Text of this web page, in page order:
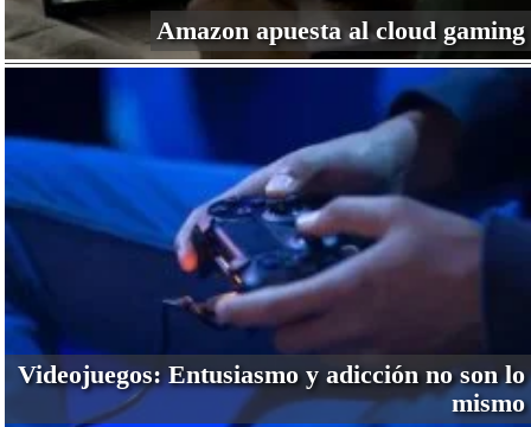
Amazon apuesta al cloud gaming
Videojuegos: Entusiasmo y adicción no son lo
mismo